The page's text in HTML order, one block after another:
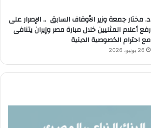
د. مختار جمعة وزير الأوقاف السابق .. الإصرار على
رفع أعلام المثليين خلال مبارة مصر وإيران يتنافى
مع احترام الخصوصية الدينية
26 يونيو، 2026